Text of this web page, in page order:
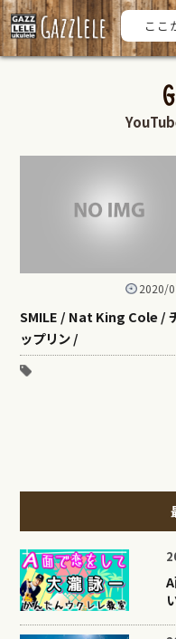
2020/
SMILE / Nat King Cole /
ップリン /